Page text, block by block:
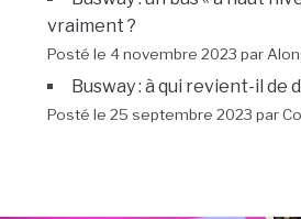
vraiment ?
Posté le 4 novembre 2023 par
Busway : à qui revient-il de
Posté le 25 septembre 2023 par